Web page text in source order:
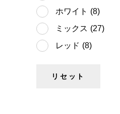
ホワイト (8)
ミックス (27)
レッド (8)